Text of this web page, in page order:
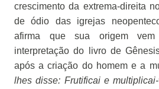
crescimento da extrema-direita
de ódio das igrejas
afirma que sua origem
interpretação do livro de
após a criação do homem e a
lhes disse: Frutificai e